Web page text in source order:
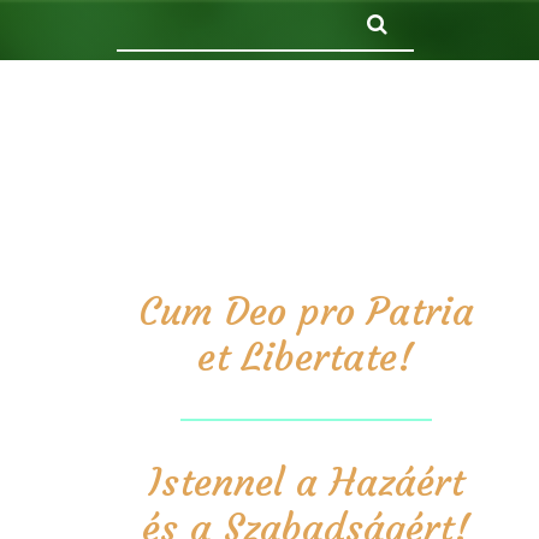
Cum Deo pro Patria
et Libertate!
Istennel a Hazáért
és a Szabadságért!